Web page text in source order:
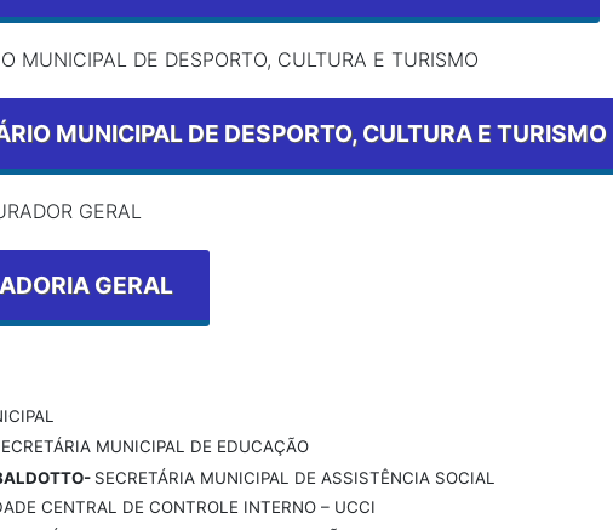
MUNICIPAL DE DESPORTO, CULTURA E TURISMO
MUNICIPAL DE DESPORTO, CULTURA E TURISMO
GERAL
GERAL
MUNICIPAL DE EDUCAÇÃO
SECRETÁRIA MUNICIPAL DE ASSISTÊNCIA SOCIAL
CENTRAL DE CONTROLE INTERNO – UCCI